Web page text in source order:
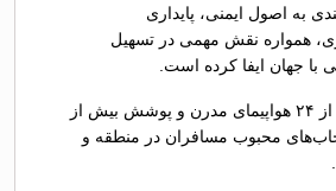
به اصول ایمنی، پایداری
همواره نقش مهمی در تسهیل
با جهان ایفا کرده است.
امروزه، تاروم با بیش از ۲۴ هواپیمای مدرن و پوشش بیش از
محبوب مسافران در منطقه و